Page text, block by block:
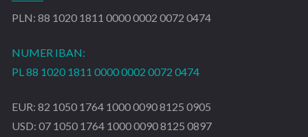
PLN: 88 1020 1811 0000 0002 0072 0474
NUMER IBAN:
PL 88 1020 1811 0000 0002 0072 0474
EUR: 82 1050 1764 1000 0090 8125 0905
USD: 07 1050 1764 1000 0090 8125 0897